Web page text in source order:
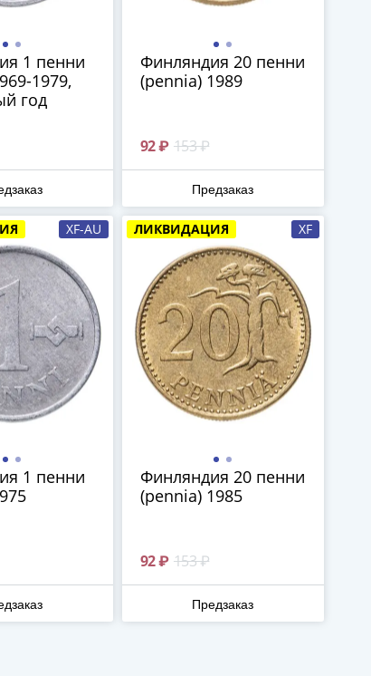
1 пенни
1979,
год
Финляндия 20 пенни
(pennia) 1989
92 ₽ 153 ₽
Предзаказ
XF-AU
1 пенни
ЛИКВИДАЦИЯ XF
Финляндия 20 пенни
(pennia) 1985
92 ₽ 153 ₽
Предзаказ